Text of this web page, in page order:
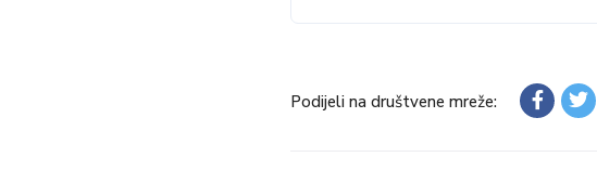
Podijeli na društvene mreže: